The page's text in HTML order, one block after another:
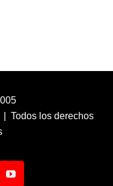
Todos los derechos
YouTube